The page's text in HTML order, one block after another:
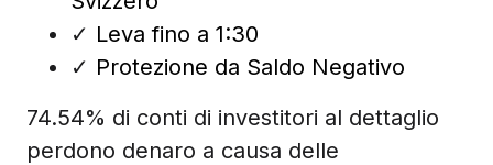
✓ Leva fino a 1:30
✓ Protezione da Saldo Negativo
74.54% di conti di investitori al dettaglio
perdono denaro a causa delle